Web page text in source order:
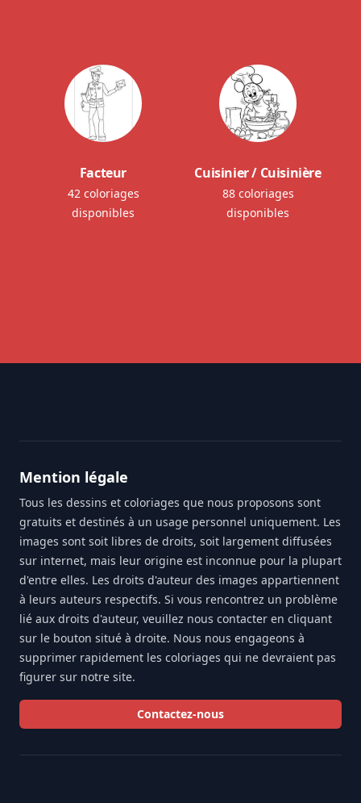
Facteur
42 coloriages
disponibles
Cuisinier / Cuisinière
88 coloriages
disponibles
Mention légale
Tous les dessins et coloriages que nous proposons sont
gratuits et destinés à un usage personnel uniquement. Les
images sont soit libres de droits, soit largement diffusées
sur internet, mais leur origine est inconnue pour la plupart
d'entre elles. Les droits d'auteur des images appartiennent
à leurs auteurs respectifs. Si vous rencontrez un problème
lié aux droits d'auteur, veuillez nous contacter en cliquant
sur le bouton situé à droite. Nous nous engageons à
supprimer rapidement les coloriages qui ne devraient pas
figurer sur notre site.
Contactez-nous